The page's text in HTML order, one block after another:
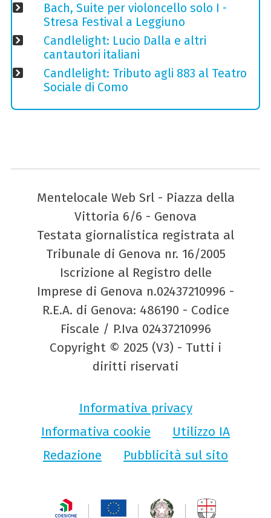
Bach, Suite per violoncello solo I -
Stresa Festival a Leggiuno
Candlelight: Lucio Dalla e altri
cantautori italiani
Candlelight: Tributo agli 883 al Teatro
Sociale di Como
Mentelocale Web Srl - Piazza della
Vittoria 6/6 - Genova
Testata giornalistica registrata al
Tribunale di Genova nr. 16/2005
Iscrizione al Registro delle
Imprese di Genova n.02437210996 -
R.E.A. di Genova: 486190 - Codice
Fiscale / P.Iva 02437210996
Copyright © 2025 (V3) - Tutti i
diritti riservati
Informativa privacy
Informativa cookie
Utilizzo IA
Redazione
Pubblicità sul sito